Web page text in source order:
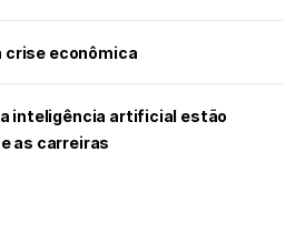
crise econômica
inteligência artificial estão
as carreiras